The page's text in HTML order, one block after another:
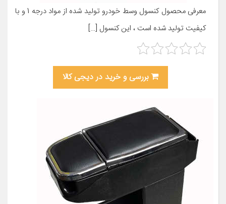
معرفی محصول کنسول وسط خودرو تولید شده از مواد درجه 1 و با
کیفیت تولید شده است ، این کنسول […]
بررسی و خرید در دیجی کالا